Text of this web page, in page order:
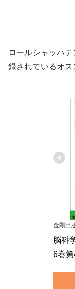
ロールシャッハ
録されているオス
金剛出
脳科
6巻